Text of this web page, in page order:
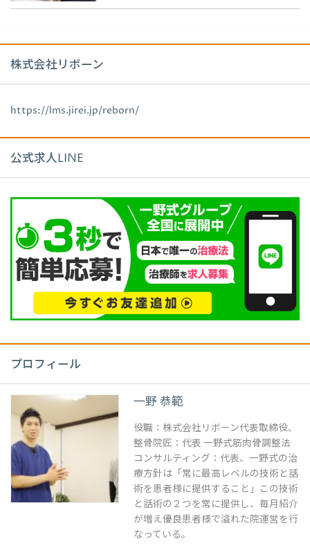
株式会社リボーン
https://lms.jirei.jp/reborn/
公式求人LINE
プロフィール
一野 恭範
役職：株式会社リボーン代表取締役、
整骨院匠：代表 一野式筋肉骨調整法
コンサルティング：代表、一野式の治
療方針は「常に最高レベルの技術と話
術を患者様に提供すること」この技術
と話術の２つを常に提供し、毎月紹介
が増え優良患者様で溢れた院運営を行
なっている。